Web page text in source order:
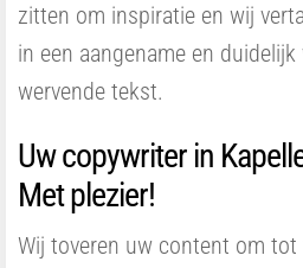
zitten om inspiratie en wij
in een aangename en
wervende tekst.
Uw copywriter in
Met plezier!
Wij toveren uw content om tot